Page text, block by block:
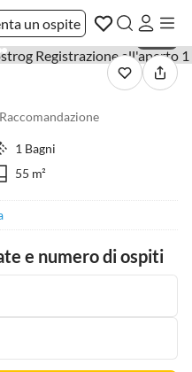
un ospite
1 Bagni
55 m²
e numero di ospiti